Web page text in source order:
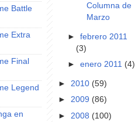
Battle
Extra
Final
Legend
en
Columna de
Marzo
►febrero 2011
(3)
►enero 2011 (4)
► 2010 (59)
► 2009 (86)
► 2008 (100)